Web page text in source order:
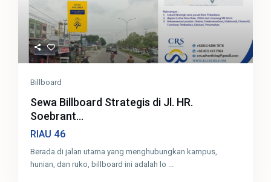
Billboard
Sewa Billboard Strategis di Jl. HR.
Soebrant...
RIAU 46
Berada di jalan utama yang menghubungkan kampus,
hunian, dan ruko, billboard ini adalah lo ...